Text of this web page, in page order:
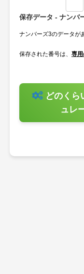
保存データ - ナンバ
ナンバーズ3のデータが
保存された番号は、 専
どのくら
ュレ